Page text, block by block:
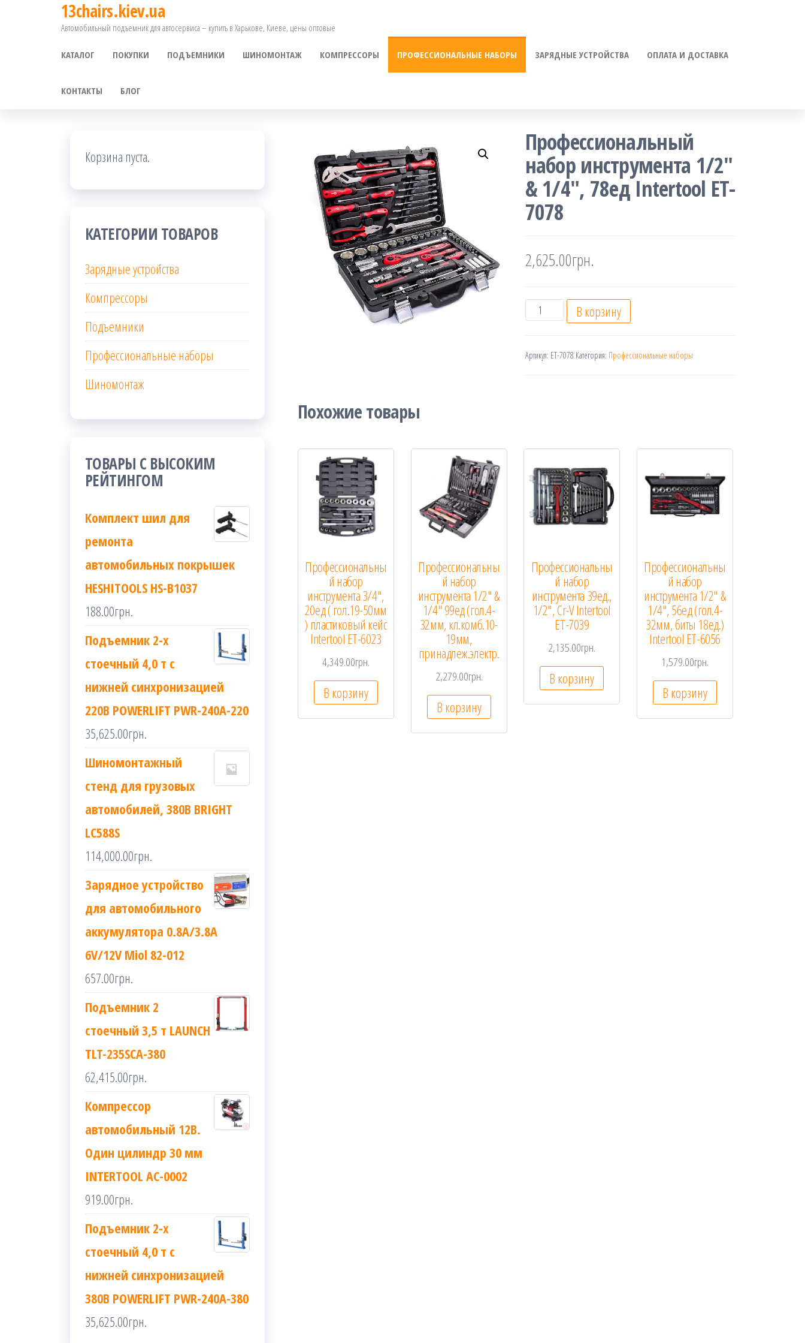
содержимому
13chairs.kiev.ua
Автомобильный подъемник для автосервиса – купить в Харькове, Киеве, цены оптовые
КАТАЛОГ ПОКУПКИ ПОДЪЕМНИКИ ШИНОМОНТАЖ КОМПРЕССОРЫ ПРОФЕССИОНАЛЬНЫЕ НАБОРЫ ЗАРЯДНЫЕ УСТРОЙСТВА ОПЛАТА И ДОСТАВКА
КОНТАКТЫ БЛОГ
Профессиональный
набор инструмента 1/2″
& 1/4″, 78ед Intertool ET-
7078
2,625.00грн.
КоличествоВ корзину
Артикул: ET-7078 Категория: Профессиональные наборы
Похожие товары
Профессиональны
й набор
инструмента 3/4″,
20ед ( гол.19-50мм
) пластиковый кейс
Intertool ET-6023
4,349.00грн.
В корзину
Профессиональны
й набор
инструмента 1/2″ &
1/4″ 99ед (гол.4-
32мм, кл.комб.10-
19мм,
принадлеж.электр.
2,279.00грн.
В корзину
Профессиональны
й набор
инструмента 39ед.,
1/2″, Cr-V Intertool
ET-7039
2,135.00грн.
В корзину
Профессиональны
й набор
инструмента 1/2″ &
1/4″, 56ед (гол.4-
32мм, биты 18ед.)
Intertool ET-6056
1,579.00грн.
В корзину
Корзина пуста.
КАТЕГОРИИ ТОВАРОВ
Зарядные устройства
Компрессоры
Подъемники
Профессиональные наборы
Шиномонтаж
ТОВАРЫ С ВЫСОКИМ
РЕЙТИНГОМ
Комплект шил для
ремонта
автомобильных покрышек
HESHITOOLS HS-B1037
188.00грн.
Подъемник 2-х
стоечный 4,0 т с
нижней синхронизацией
220В POWERLIFT PWR-240A-220
35,625.00грн.
Шиномонтажный
стенд для грузовых
автомобилей, 380В BRIGHT
LC588S
114,000.00грн.
Зарядное устройство
для автомобильного
аккумулятора 0.8A/3.8A
6V/12V Miol 82-012
657.00грн.
Подъемник 2
стоечный 3,5 т LAUNCH
TLT-235SCA-380
62,415.00грн.
Компрессор
автомобильный 12В.
Один цилиндр 30 мм
INTERTOOL AC-0002
919.00грн.
Подъемник 2-х
стоечный 4,0 т с
нижней синхронизацией
380В POWERLIFT PWR-240A-380
35,625.00грн.